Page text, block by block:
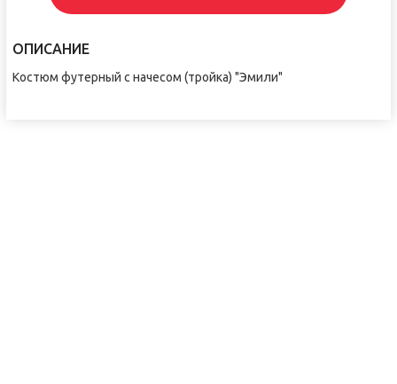
ОПИСАНИЕ
Костюм футерный с начесом (тройка) "Эмили"